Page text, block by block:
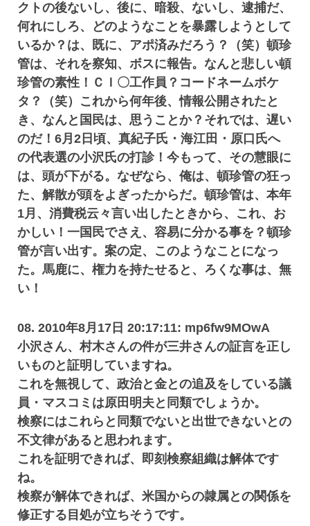
クトの後ないし、後に、暗殺、ないし、逮捕だ、
何れにしろ、どのようなことを暴露しようとして
いるか？は、既に、アポ済みだろう？（笑）頓珍
管は、それを察知、ボスに報告。なんと悲しい頓
珍管の素性！ＣＩ〇工作員？コードネームボケ
タ？（笑）これから何年後、情報公開されたと
き、なんと国民は、思うことか？それでは、遅い
のだ！6月2日頃、真紀子氏・海江田・原口氏へ
の代表選の小沢氏の打診！今もって、その慧眼に
は、頭が下がる。なぜなら、俺は、頓珍管の狂っ
た、解散が頭をよぎったからだ。頓珍管は、本年
1月、消費税云々言い出したときから、これ、お
かしい！一国民でさえ、容易に分かる事を？頓珍
管が言い出す。案の定、このようなことになっ
た。馬鹿に、権力を持たせると、ろくな事は、無
い！
08. 2010年8月17日 20:17:11: mp6fw9MOwA
小沢さん、村木さんの件が三井さんの証言を正し
いものと証明していますね。
これを無視して、政治と金との追及をしている議
員・マスコミは原田明夫と同類でしょうか。
検察にはこれらと同類でないと出世できないとの
不文律があると思われます。
これを証明できれば、即刻検察組織は解体です
ね。
検察が解体できれば、米国からの隷属との関係を
修正する目処が立ちそうです。